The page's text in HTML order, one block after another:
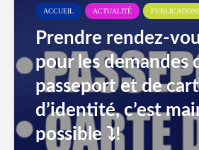
ACCUEIL ACTUALITÉ
Prendre rendez-
pour les demandes
passeport et de
d’identité, c’est
possible ⤵️!